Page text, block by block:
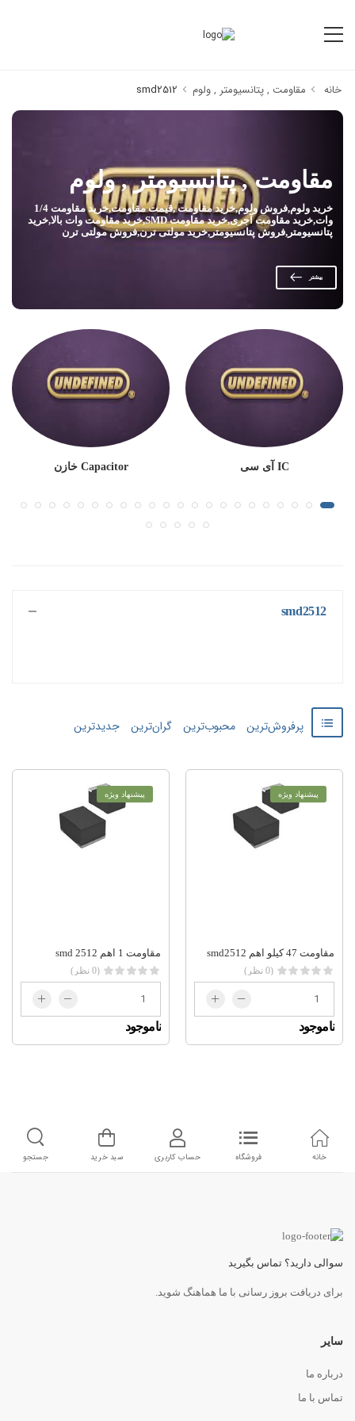
خانه مقاومت , پتانسیومتر , ولوم smd2512
مقاومت , پتانسیومتر , ولوم
خرید ولوم,فروش ولوم,خرید مقاومت ,قیمت مقاومت,خرید مقاومت 1/4
وات,خرید مقاومت آجری,خرید مقاومت SMD,خرید مقاومت وات بالا,خرید
پتانسیومتر,فروش پتانسیومتر,خرید مولتی ترن,فروش مولتی ترن
بیشتر
IC آی سی Capacitor خازن
smd2512
پرفروش‌ترین محبوب‌ترین گران‌ترین جدید‌‌ترین
پیشنهاد ویژه
مقاومت 47 کیلو اهم smd2512
(0 نظر)
ناموجود
پیشنهاد ویژه
مقاومت 1 اهم smd 2512
(0 نظر)
ناموجود
خانه فروشگاه حساب کاربری سبد خرید جستجو
سوالی دارید؟ تماس بگیرید
برای دریافت بروز رسانی با ما هماهنگ شوید.
سایر
درباره ما
تماس با ما